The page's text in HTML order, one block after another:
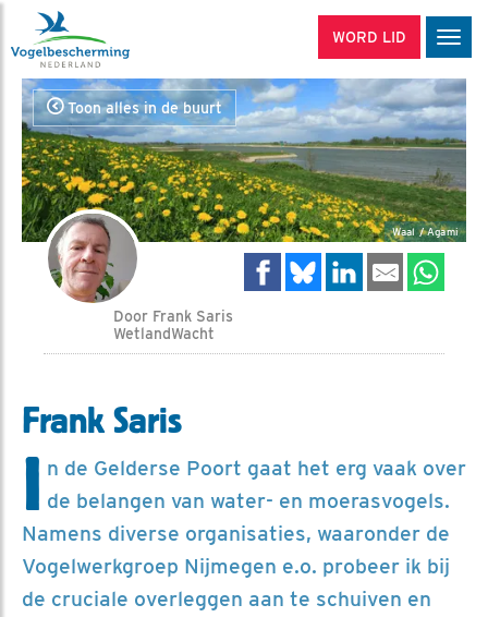
WORD LID
Toon alles in de buurt
Waal / Agami
Door Frank Saris
WetlandWacht
Frank Saris
I n de Gelderse Poort gaat het erg vaak over
de belangen van water- en moerasvogels.
Namens diverse organisaties, waaronder de
Vogelwerkgroep Nijmegen e.o. probeer ik bij
de cruciale overleggen aan te schuiven en